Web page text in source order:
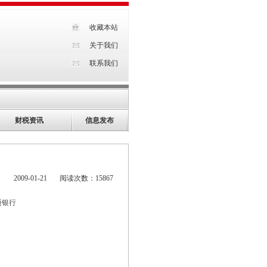
收藏本站
关于我们
联系我们
财税资讯 信息发布
2009-01-21 阅读次数：15867
银行